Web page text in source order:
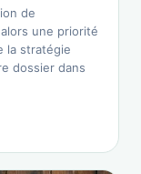
de
une priorité
la stratégie
dossier dans